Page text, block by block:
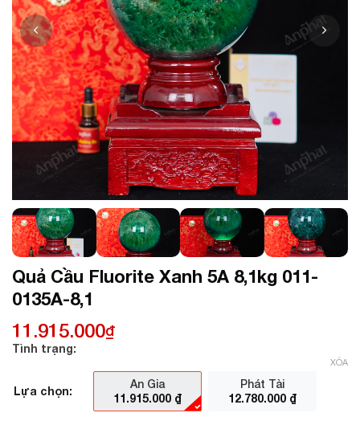
Quả Cầu Fluorite Xanh 5A 8,1kg 011-
0135A-8,1
11.915.000₫
Tình trạng:
Lựa chọn:
An Gia
11.915.000 ₫
Phát Tài
12.780.000 ₫
XÓA